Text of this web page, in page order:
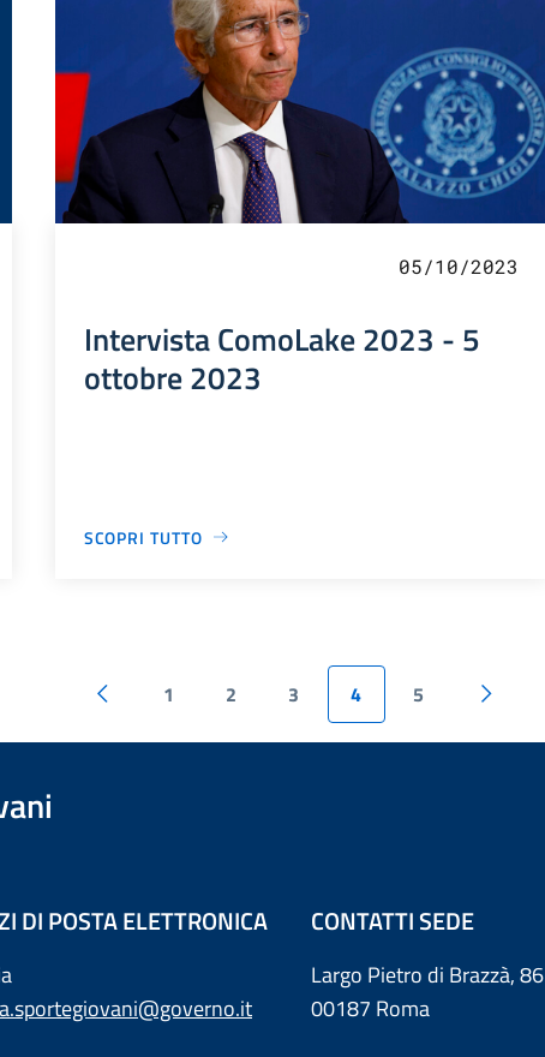
05/10/2023
Intervista ComoLake 2023 - 5
ottobre 2023
SCOPRI TUTTO
1 2 3 4 5
DI POSTA ELETTRONICA CONTATTI SEDE
Largo Pietro di Brazzà, 86
00187 Roma